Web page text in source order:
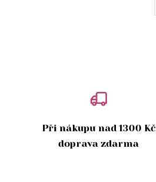
Při nákupu nad 1300 Kč
doprava zdarma